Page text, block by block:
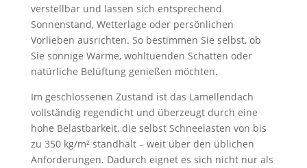
verstellbar und lassen sich entsprechend
Sonnenstand, Wetterlage oder persönlichen
Vorlieben ausrichten. So bestimmen Sie selbst, ob
Sie sonnige Wärme, wohltuenden Schatten oder
natürliche Belüftung genießen möchten.
Im geschlossenen Zustand ist das Lamellendach
vollständig regendicht und überzeugt durch eine
hohe Belastbarkeit, die selbst Schneelasten von bis
zu 350 kg/m² standhält – weit über den üblichen
Anforderungen. Dadurch eignet es sich nicht nur als